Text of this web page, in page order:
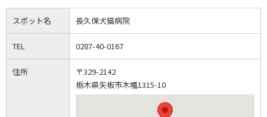
スポット名 長久保犬猫病院
TEL 0287-40-0167
住所
〒329-2142
栃木県矢板市木幡1315-10